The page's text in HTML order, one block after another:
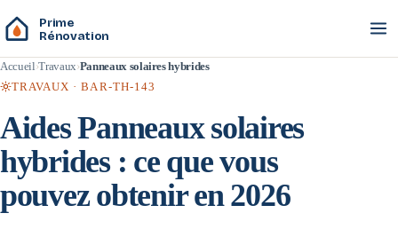
Prime
Rénovation
Accueil Travaux Panneaux solaires hybrides
TRAVAUX · BAR-TH-143
AidesPanneaux solaires
hybrides: ce que vous
pouvez obtenir en 2026